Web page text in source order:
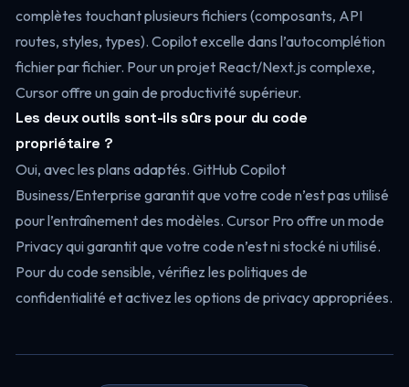
complètes touchant plusieurs fichiers (composants, API
routes, styles, types). Copilot excelle dans l’autocomplétion
fichier par fichier. Pour un projet React/Next.js complexe,
Cursor offre un gain de productivité supérieur.
Les deux outils sont-ils sûrs pour du code
propriétaire ?
Oui, avec les plans adaptés. GitHub Copilot
Business/Enterprise garantit que votre code n’est pas utilisé
pour l’entraînement des modèles. Cursor Pro offre un mode
Privacy qui garantit que votre code n’est ni stocké ni utilisé.
Pour du code sensible, vérifiez les politiques de
confidentialité et activez les options de privacy appropriées.